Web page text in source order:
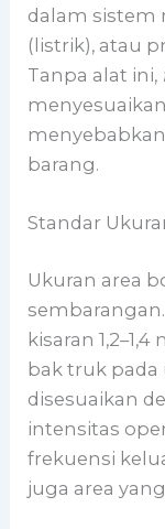
dalam sistem
(listrik), atau
Tanpa alat ini,
barang.
Standar
Ukuran area
kisaran
bak truk pada
disesuaikan
intensitas
frekuensi
juga area